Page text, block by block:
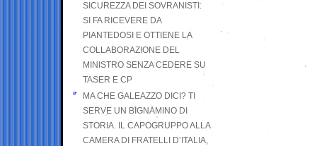
SICUREZZA DEI SOVRANISTI:
SI FA RICEVERE DA
PIANTEDOSI E OTTIENE LA
COLLABORAZIONE DEL
MINISTRO SENZA CEDERE SU
TASER E CP
MA CHE GALEAZZO DICI? TI
SERVE UN BIGNAMINO DI
STORIA. IL CAPOGRUPPO ALLA
CAMERA DI FRATELLI D’ITALIA,